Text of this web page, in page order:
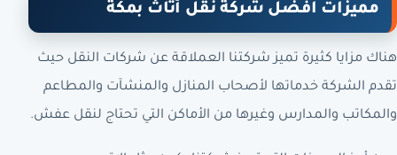
مميزات افضل شركة نقل أثاث بمكة
هناك مزايا كثيرة تميز شركتنا العملاقة عن شركات النقل حيث
تقدم الشركة خدماتها لأصحاب المنازل والمنشآت والمطاعم
والمكاتب والمدارس وغيرها من الأماكن التي تحتاج لنقل عفش.